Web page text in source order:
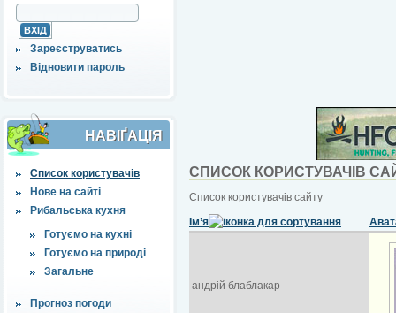
Зареєструватись
Відновити пароль
НАВІҐАЦІЯ
Список користувачів
Нове на сайті
Рибальська кухня
Готуємо на кухні
Готуємо на природі
Загальне
Прогноз погоди
СПИСОК КОРИСТУВАЧІВ
Список користувачів сайту
Ім’я
андрій блаблакар